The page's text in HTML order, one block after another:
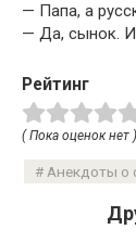
— Папа, а
— Да, сынок. И
Рейтинг
( Пока оценок нет )
Анекдоты о